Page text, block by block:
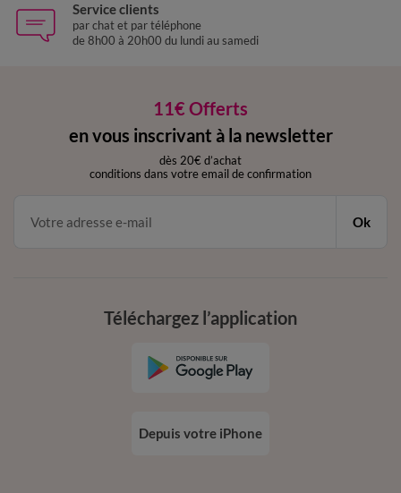
Service clients
par chat et par téléphone
de 8h00 à 20h00 du lundi au samedi
11€ Offerts
en vous inscrivant à la newsletter
dès 20€ d’achat
conditions dans votre email de confirmation
Ok
Téléchargez l’application
Depuis votre iPhone